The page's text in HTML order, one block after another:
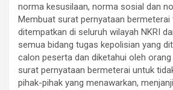
norma kesusilaan, norma sosial dan
Membuat surat pernyataan bermeterai
ditempatkan di seluruh wilayah NKRI
semua bidang tugas kepolisian yang
calon peserta dan diketahui oleh
surat pernyataan bermeterai untuk
pihak-pihak yang menawarkan,